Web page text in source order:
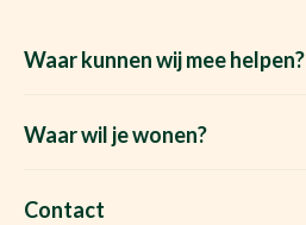
Waar kunnen wij mee helpen?
Het Waare Huis zoekt
Gratis woningwaarde
Waar wil je wonen?
Makelaar Den Bosch
Contact